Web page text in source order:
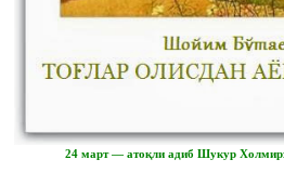
24 март — атоқли адиб Шукур